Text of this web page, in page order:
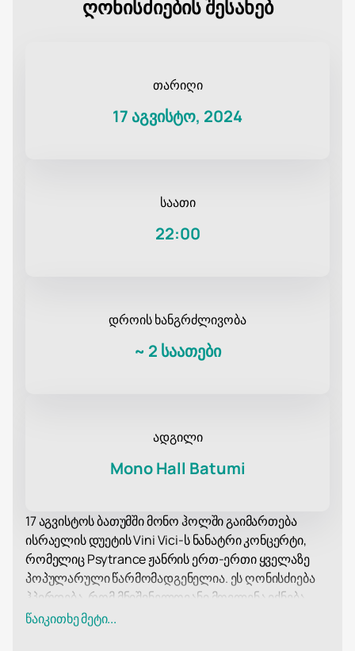
ღონისძიების შესახებ
თარიღი
17 აგვისტო, 2024
საათი
22:00
დროის ხანგრძლივობა
~ 2 საათები
ადგილი
Mono Hall Batumi
17 აგვისტოს ბათუმში მონო ჰოლში გაიმართება
ისრაელის დუეტის Vini Vici-ს ნანატრი კონცერტი,
რომელიც Psytrance ჟანრის ერთ-ერთი ყველაზე
პოპულარული წარმომადგენელია. ეს ღონისძიება
ჰპირდება, რომ მნიშვნელოვანი მოვლენა იქნება
ელექტრონული მუსიკის ყველა მოყვარულისთვის.
წაიკითხე მეტი...